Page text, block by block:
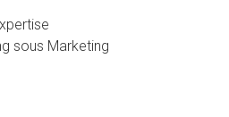
sous Marketing